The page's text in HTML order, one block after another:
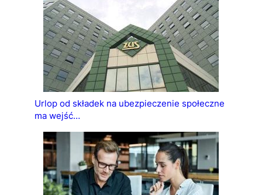
Urlop od składek na ubezpieczenie społeczne
ma wejść…